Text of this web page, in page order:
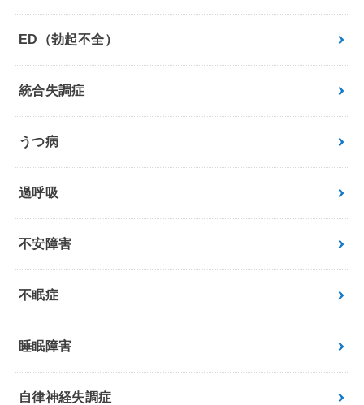
ED（勃起不全）
統合失調症
うつ病
過呼吸
不安障害
不眠症
睡眠障害
自律神経失調症